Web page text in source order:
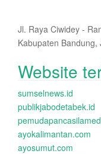
Jl. Raya Ciwidey -
Kabupaten Bandung,
Website
sumselnews.id
publikjabodetabek.id
ayokalimantan.com
ayosumut.com